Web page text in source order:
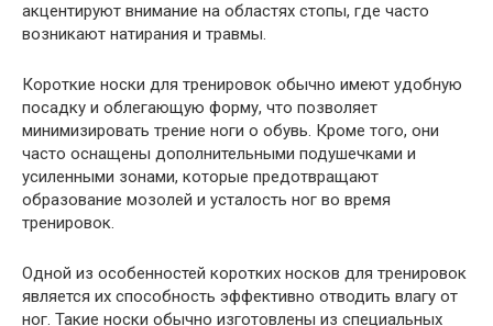
акцентируют внимание на областях стопы, где часто
возникают натирания и травмы.
Короткие носки для тренировок обычно имеют удобную
посадку и облегающую форму, что позволяет
минимизировать трение ноги о обувь. Кроме того, они
часто оснащены дополнительными подушечками и
усиленными зонами, которые предотвращают
образование мозолей и усталость ног во время
тренировок.
Одной из особенностей коротких носков для тренировок
является их способность эффективно отводить влагу от
ног. Такие носки обычно изготовлены из специальных